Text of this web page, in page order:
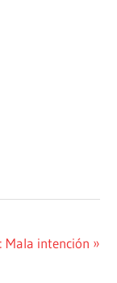
Mala intención